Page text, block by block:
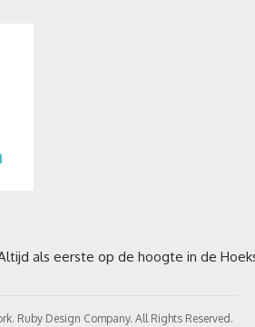
Ruby Design Company. All Rights Reserved.